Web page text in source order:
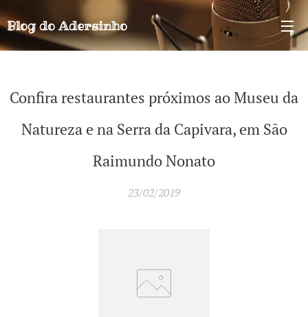
Blog doAdersinho
Confira restaurantes próximos ao Museu da
Natureza e na Serra da Capivara, em São
Raimundo Nonato
23/02/2019